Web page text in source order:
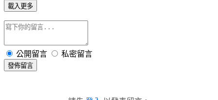
載入更多
公開留言 私密留言
發佈留言